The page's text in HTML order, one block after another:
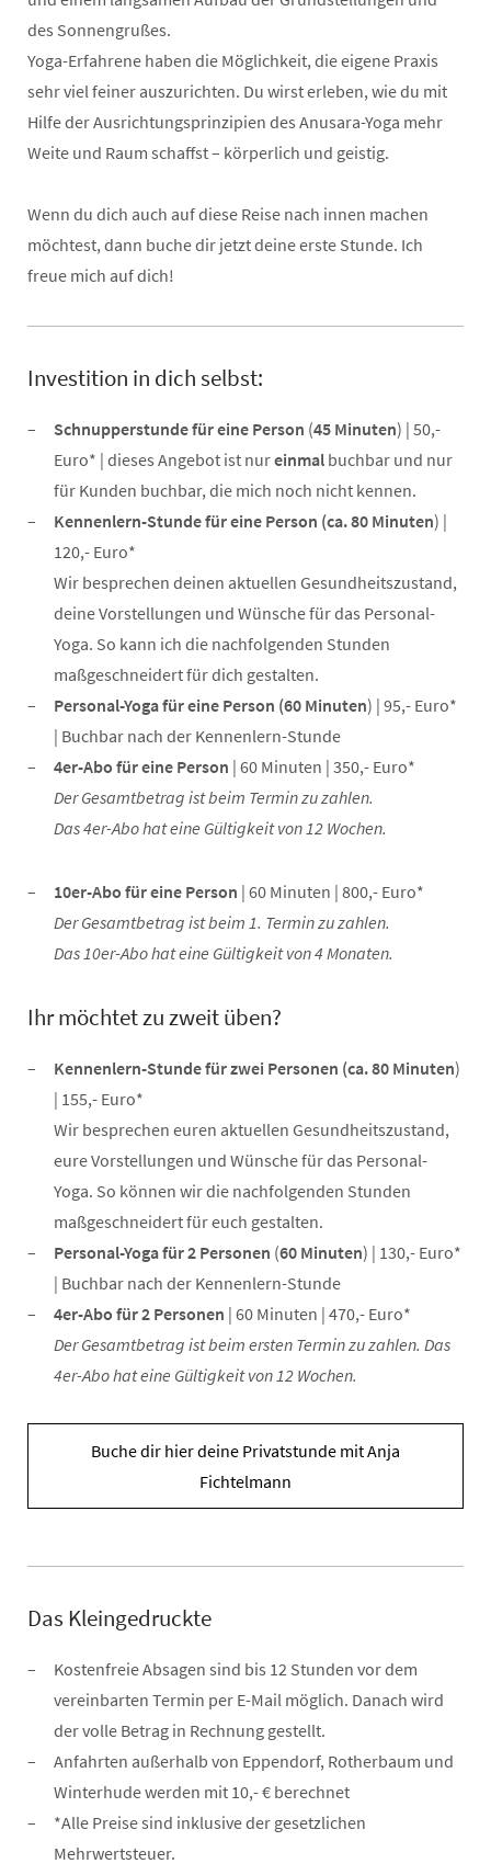
des Sonnengrußes.
Yoga-Erfahrene haben die Möglichkeit, die eigene Praxis
sehr viel feiner auszurichten. Du wirst erleben, wie du mit
Hilfe der Ausrichtungsprinzipien des Anusara-Yoga mehr
Weite und Raum schaffst – körperlich und geistig.
Wenn du dich auch auf diese Reise nach innen machen
möchtest, dann buche dir jetzt deine erste Stunde. Ich
freue mich auf dich!
Investition in dich selbst:
Schnupperstunde für eine Person (45 Minuten) | 50,-
Euro* | dieses Angebot ist nureinmal buchbar und nur
für Kunden buchbar, die mich noch nicht kennen.
Kennenlern-Stunde für eine Person (ca. 80 Minuten) |
120,- Euro*
Wir besprechen deinen aktuellen Gesundheitszustand,
deine Vorstellungen und Wünsche für das Personal-
Yoga. So kann ich die nachfolgenden Stunden
maßgeschneidert für dich gestalten.
Personal-Yoga für eine Person (60 Minuten) | 95,- Euro*
| Buchbar nach der Kennenlern-Stunde
4er-Abo für eine Person | 60 Minuten | 350,- Euro*
Der Gesamtbetrag ist beim Termin zu zahlen.
Das 4er-Abo hat eine Gültigkeit von 12 Wochen.
10er-Abo für eine Person | 60 Minuten | 800,- Euro*
Der Gesamtbetrag ist beim 1. Termin zu zahlen.
Das 10er-Abo hat eine Gültigkeit von 4 Monaten.
Ihr möchtet zu zweit üben?
Kennenlern-Stunde für zwei Personen (ca. 80 Minuten)
| 155,- Euro*
Wir besprechen euren aktuellen Gesundheitszustand,
eure Vorstellungen und Wünsche für das Personal-
Yoga. So können wir die nachfolgenden Stunden
maßgeschneidert für euch gestalten.
Personal-Yogafür 2 Personen (60 Minuten) | 130,- Euro*
| Buchbar nach der Kennenlern-Stunde
4er-Abo für 2 Personen | 60 Minuten | 470,- Euro*
Der Gesamtbetrag ist beim ersten Termin zu zahlen. Das
4er-Abo hat eine Gültigkeit von 12 Wochen.
Buche dir hier deine Privatstunde mit Anja
Fichtelmann
Das Kleingedruckte
Kostenfreie Absagen sind bis 12 Stunden vor dem
vereinbarten Termin per E-Mail möglich. Danach wird
der volle Betrag in Rechnung gestellt.
Anfahrten außerhalb von Eppendorf, Rotherbaum und
Winterhude werden mit 10,- € berechnet
*Alle Preise sind inklusive der gesetzlichen
Mehrwertsteuer.